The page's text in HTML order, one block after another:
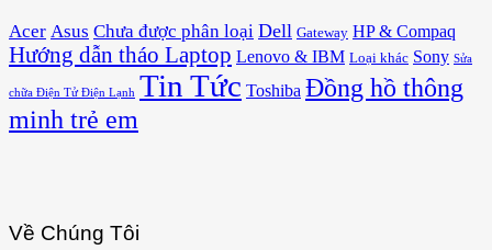
Acer Asus Chưa được phân loại Dell Gateway HP & Compaq
Hướng dẫn tháo Laptop Lenovo & IBM Loại khác Sony Sửa
chữa Điện Tử Điện Lạnh Tin Tức Toshiba Đồng hồ thông
minh trẻ em
Về Chúng Tôi